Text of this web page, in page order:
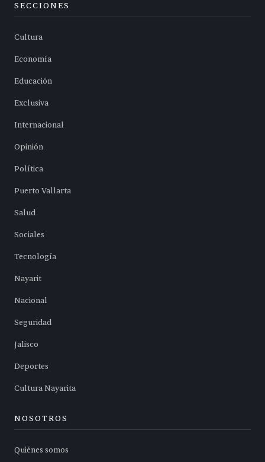
SECCIONES
Cultura
Economía
Educación
Exclusiva
Internacional
Opinión
Política
Puerto Vallarta
Salud
Sociales
Tecnología
Nayarit
Nacional
Seguridad
Jalisco
Deportes
Cultura Nayarita
NOSOTROS
Quiénes somos